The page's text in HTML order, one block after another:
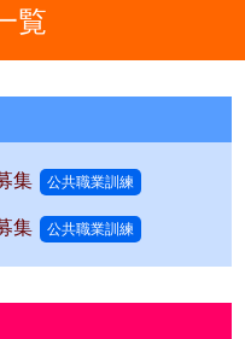
覧
集 公共職業訓練
集 公共職業訓練